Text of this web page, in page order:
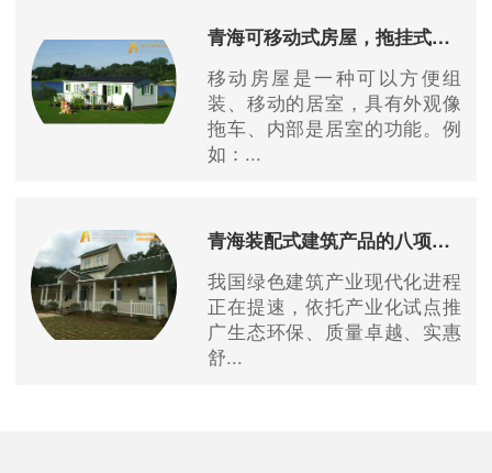
青海可移动式房屋，拖挂式房屋优势特点
移动房屋是一种可以方便组
装、移动的居室，具有外观像
拖车、内部是居室的功能。例
如：...
青海装配式建筑产品的八项优势
我国绿色建筑产业现代化进程
正在提速，依托产业化试点推
广生态环保、质量卓越、实惠
舒...